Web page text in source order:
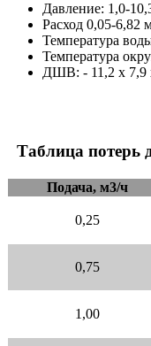
Давление: 1,0-
Расход 0,05-6,82
Температура
Температура
ДШВ: - 11,2 х 7,9
Таблица потерь
Подача, м3/ч
0,25
0,75
1,00